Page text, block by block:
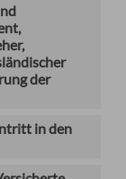
der
in den